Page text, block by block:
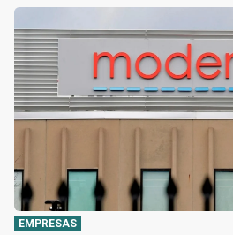
EMPRESAS